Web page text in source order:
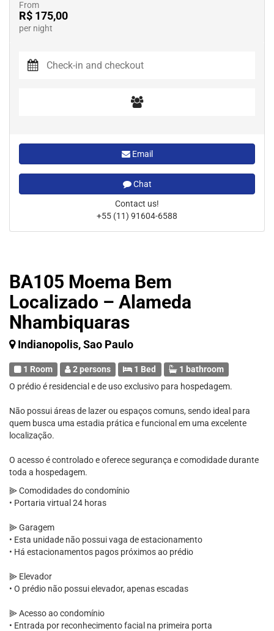
BA105 Moema Bem
Localizado – Alameda
Nhambiquaras
Indianopolis, Sao Paulo
1 Room 2 persons 1 Bed
1 bathroom
O prédio é residencial e de uso exclusivo para hospedagem.
Não possui áreas de lazer ou espaços comuns, sendo ideal para
quem busca uma estadia prática e funcional em uma excelente
localização.
O acesso é controlado e oferece segurança e comodidade durante
toda a hospedagem.
⫸ Comodidades do condomínio
• Portaria virtual 24 horas
⫸ Garagem
• Esta unidade não possui vaga de estacionamento
• Há estacionamentos pagos próximos ao prédio
⫸ Elevador
• O prédio não possui elevador, apenas escadas
⫸ Acesso ao condomínio
• Entrada por reconhecimento facial na primeira porta
From
R$ 175,00
per night
Email
Chat
Contact us!
+55 (11) 91604-6588